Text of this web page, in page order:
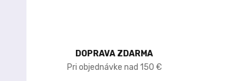
DOPRAVA ZDARMA
Pri objednávke nad 150 €